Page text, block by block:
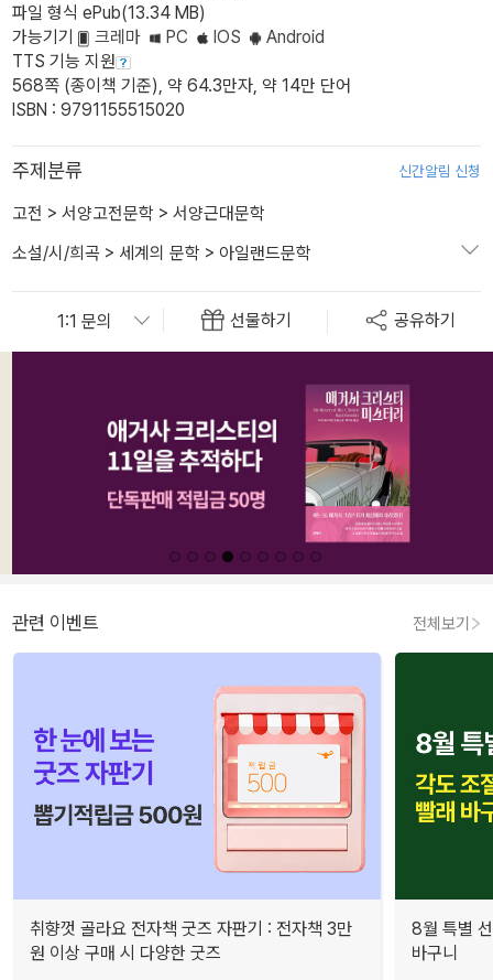
파일 형식 ePub(13.34 MB)
가능기기
크레마 PC IOS
Android
TTS 기능 지원
568쪽 (종이책 기준), 약 64.3만자, 약 14만 단어
ISBN : 9791155515020
주제분류 신간알림 신청
고전 > 서양고전문학 > 서양근대문학
소설/시/희곡 > 세계의 문학 > 아일랜드문학
선물하기 공유하기
관련 이벤트 전체보기
취향껏 골라요 전자책 굿즈 자판기 : 전자책 3만
원 이상 구매 시 다양한 굿즈
8월 특별
바구니